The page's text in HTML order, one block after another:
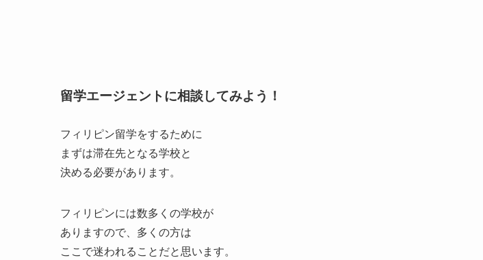
留学エージェントに相談してみよう！
フィリピン留学をするために
まずは滞在先となる学校と
決める必要があります。
フィリピンには数多くの学校が
ありますので、多くの方は
ここで迷われることだと思います。